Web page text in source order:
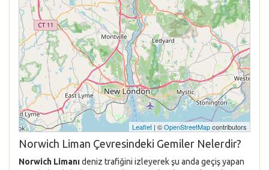
Leaflet | ©OpenStreetMapcontributors
Norwich Liman Çevresindeki Gemiler Nelerdir?
Norwich Limanıdeniz trafiğini izleyerek şu anda geçiş yapan